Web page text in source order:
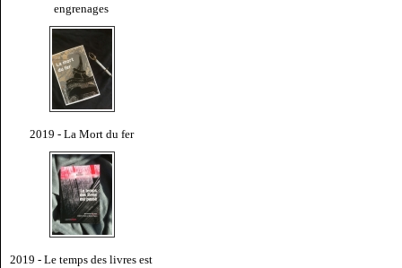
engrenages
2019 - La Mort du fer
2019 - Le temps des livres est